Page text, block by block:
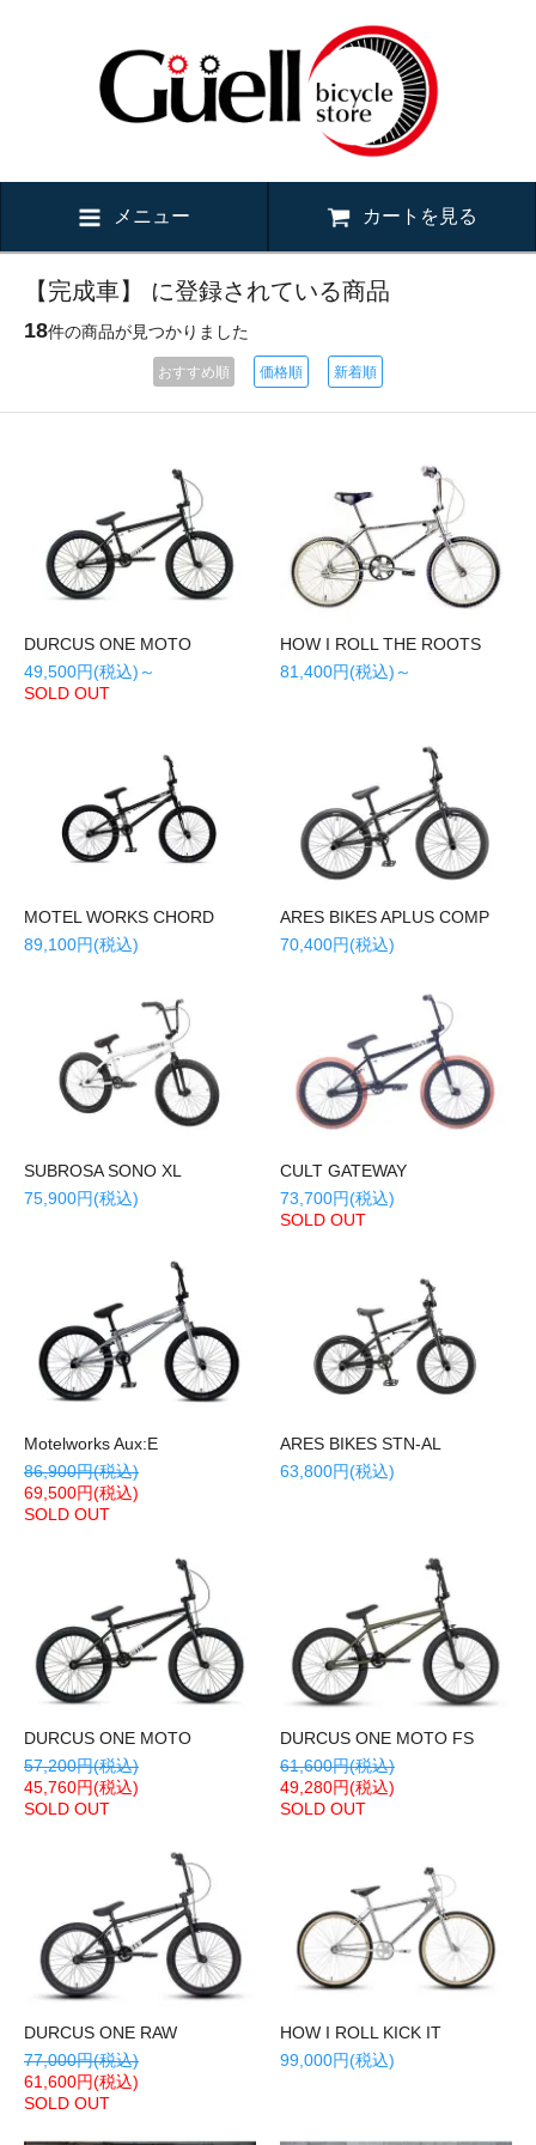
メニュー カートを見る
【完成車】 に登録されている商品
18件の商品が見つかりました
おすすめ順 価格順 新着順
DURCUS ONE MOTO
49,500円(税込)～
SOLD OUT
HOW I ROLL THE ROOTS
81,400円(税込)～
MOTEL WORKS CHORD
89,100円(税込)
ARES BIKES APLUS COMP
70,400円(税込)
SUBROSA SONO XL
75,900円(税込)
CULT GATEWAY
73,700円(税込)
SOLD OUT
Motelworks Aux:E
86,900円(税込)
69,500円(税込)
SOLD OUT
ARES BIKES STN-AL
63,800円(税込)
DURCUS ONE MOTO
57,200円(税込)
45,760円(税込)
SOLD OUT
DURCUS ONE MOTO FS
61,600円(税込)
49,280円(税込)
SOLD OUT
DURCUS ONE RAW
77,000円(税込)
61,600円(税込)
SOLD OUT
HOW I ROLL KICK IT
99,000円(税込)